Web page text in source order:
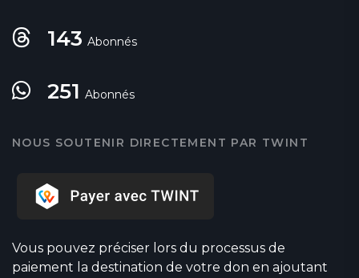
143 Abonnés
251 Abonnés
NOUS SOUTENIR DIRECTEMENT PAR TWINT
Vous pouvez préciser lors du processus de
paiement la destination de votre don en ajoutant